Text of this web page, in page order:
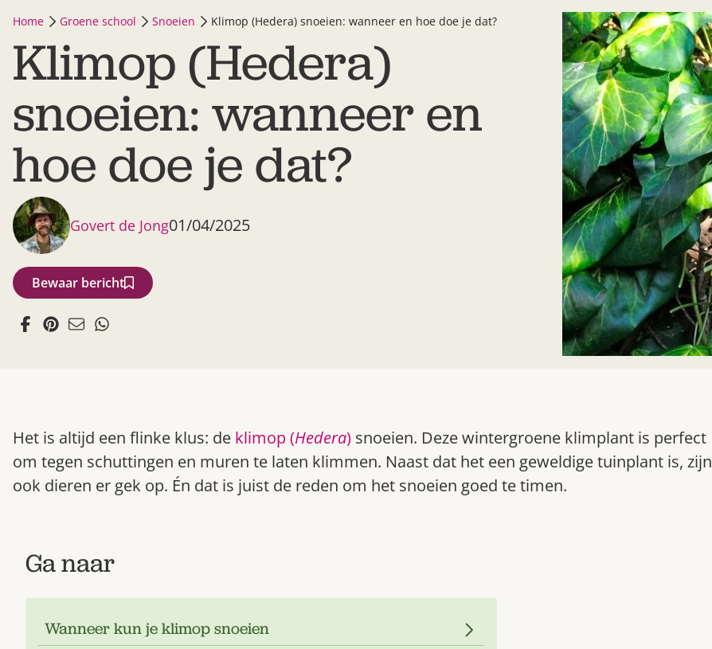
Home Groene school Snoeien Klimop (Hedera) snoeien: wanneer en hoe doe je dat?
Klimop (Hedera)
snoeien: wanneer en
hoe doe je dat?
Govert de Jong01/04/2025
Bewaar bericht
Het is altijd een flinke klus: de klimop (Hedera) snoeien. Deze wintergroene klimplant is perfect
om tegen schuttingen en muren te laten klimmen. Naast dat het een geweldige tuinplant is, zijn
ook dieren er gek op. Én dat is juist de reden om het snoeien goed te timen.
Ga naar
Wanneer kun je klimop snoeien